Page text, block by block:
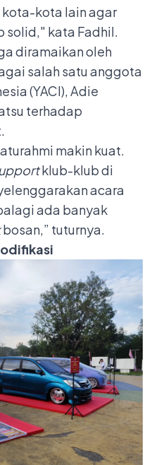
kota lain agar
solid," kata Fadhil.
diramaikan oleh
salah satu anggota
(YACI), Adie
terhadap
makin kuat.
klub-klub di
acara
ada banyak
bosan,” tuturnya.